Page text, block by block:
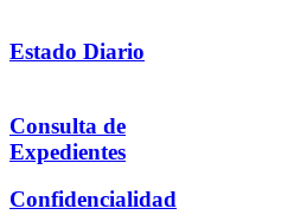
Estado Diario
Consulta de
Expedientes
Confidencialidad